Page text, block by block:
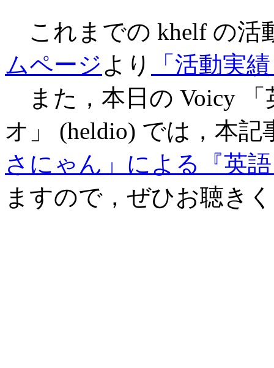
これまでの khelf の活
ムページ より
「活動実
また，本日の Voicy 「
オ」 (heldio) では，本
さにゃん」による『英
ますので，ぜひお聴き